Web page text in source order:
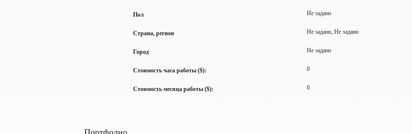
Пол Не задано
Страна, регион Не задано, Не задано
Город Не задано
Стоимость часа работы ($): 0
Стоимость месяца работы ($): 0
Портфолио